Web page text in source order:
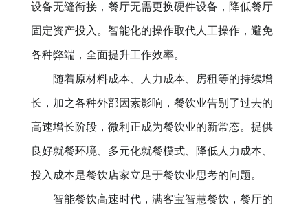
设备无缝衔接，餐厅无需更换硬件设备，降低餐厅
固定资产投入。智能化的操作取代人工操作，避免
各种弊端，全面提升工作效率。
随着原材料成本、人力成本、房租等的持续增
长，加之各种外部因素影响，餐饮业告别了过去的
高速增长阶段，微利正成为餐饮业的新常态。提供
良好就餐环境、多元化就餐模式、降低人力成本、
投入成本是餐饮店家立足于餐饮业思考的问题。
智能餐饮高速时代，满客宝智慧餐饮，餐厅的